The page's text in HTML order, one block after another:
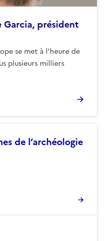
président
se met à l’heure de
plusieurs milliers
de l’archéologie